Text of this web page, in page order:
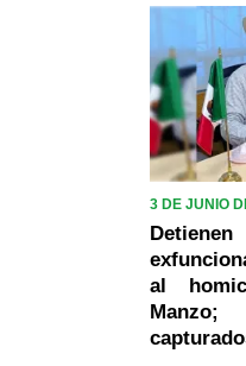
3 DE JUNIO
al